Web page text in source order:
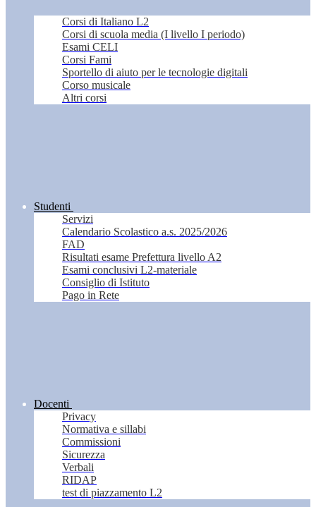
Corsi di Italiano L2
Corsi di scuola media (I livello I periodo)
Esami CELI
Corsi Fami
Sportello di aiuto per le tecnologie digitali
Corso musicale
Altri corsi
Studenti
Servizi
Calendario Scolastico a.s. 2025/2026
FAD
Risultati esame Prefettura livello A2
Esami conclusivi L2-materiale
Consiglio di Istituto
Pago in Rete
Docenti
Privacy
Normativa e sillabi
Commissioni
Sicurezza
Verbali
RIDAP
test di piazzamento L2